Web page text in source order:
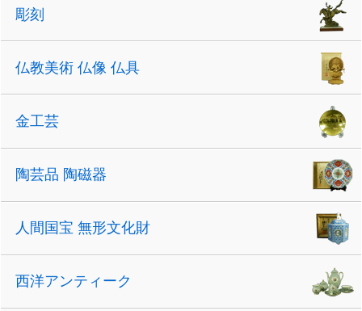
彫刻
仏教美術 仏像 仏具
金工芸
陶芸品 陶磁器
人間国宝 無形文化財
西洋アンティーク